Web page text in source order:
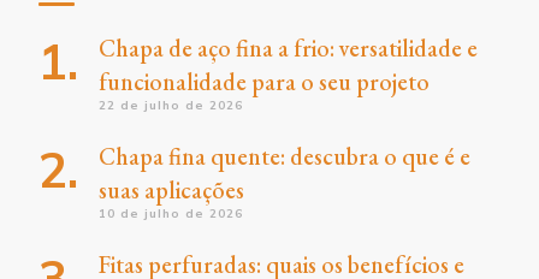
Chapa de aço fina a frio: versatilidade e
funcionalidade para o seu projeto
22 de julho de 2026
Chapa fina quente: descubra o que é e
suas aplicações
10 de julho de 2026
Fitas perfuradas: quais os benefícios e